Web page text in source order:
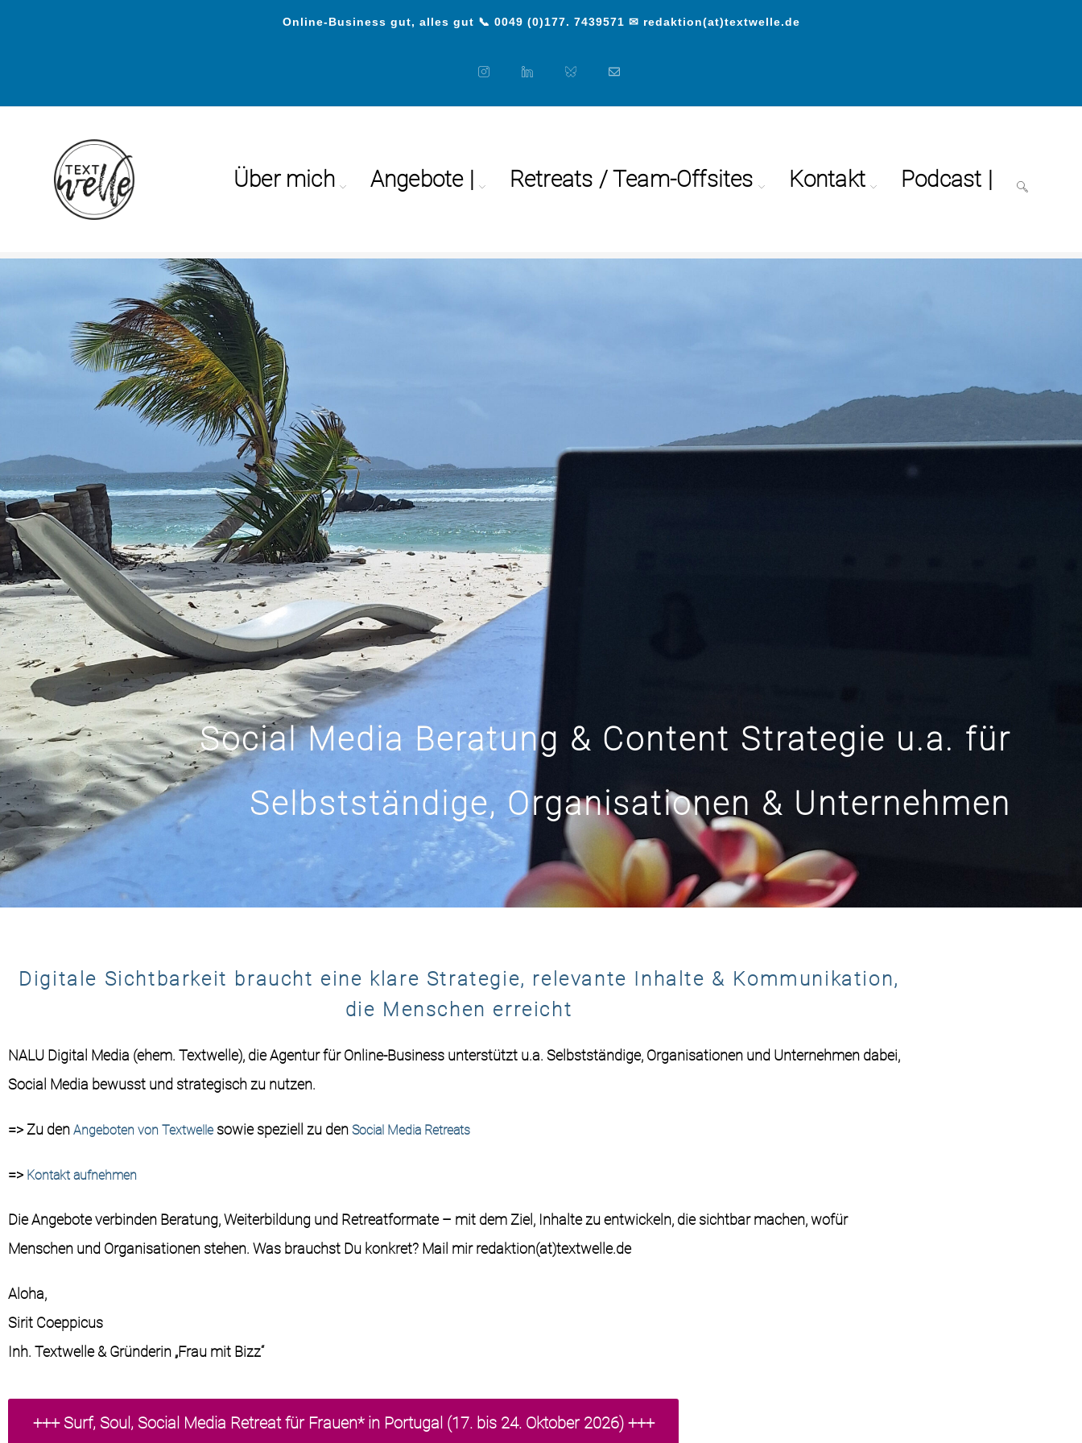
Online-Business gut, alles gut 📞 0049 (0)177. 7439571 ✉ redaktion(at)textwelle.de
Über mich Angebote | Retreats / Team-Offsites Kontakt Podcast |
Social Media Beratung & Content Strategie u.a. für
Selbstständige, Organisationen & Unternehmen
Digitale Sichtbarkeit braucht eine klare Strategie, relevante Inhalte & Kommunikation,
die Menschen erreicht
NALU Digital Media (ehem. Textwelle), die Agentur für Online-Business unterstützt u.a. Selbstständige, Organisationen und Unternehmen dabei,
Social Media bewusst und strategischzu nutzen.
=> Zu den Angeboten von Textwelle sowie speziell zu den Social Media Retreats
=> Kontakt aufnehmen
DieAngeboteverbinden Beratung,Weiterbildung und Retreatformate – mit dem Ziel, Inhaltezuentwickeln, diesichtbarmachen,wofür
Menschen und Organisationen stehen. Was brauchst Du konkret? Mail mirredaktion(at)textwelle.de
Aloha,
Sirit Coeppicus
Inh. Textwelle & Gründerin „Frau mit Bizz“
+++ Surf, Soul, Social Media Retreat für Frauen* in Portugal (17. bis 24. Oktober 2026) +++